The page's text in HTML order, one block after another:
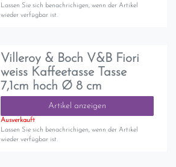
Lassen Sie sich benachrichigen, wenn der Artikel
wieder verfügbar ist.
Villeroy & Boch V&B Fiori
weiss Kaffeetasse Tasse
7,1cm hoch Ø 8 cm
Artikel anzeigen
Ausverkauft
Lassen Sie sich benachrichigen, wenn der Artikel
wieder verfügbar ist.